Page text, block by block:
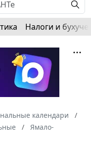
Налоги и
календари
Ямало-